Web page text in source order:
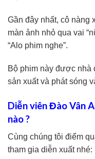
Gần đây nhất, cô nàng
màn ảnh nhỏ qua vai
“Alo phim nghe”.
Bộ phim này được nhà
sản xuất và phát sóng
Diễn viên Đào Vân
nào ?
Cùng chúng tôi điểm
tham gia diễn xuất nhé: